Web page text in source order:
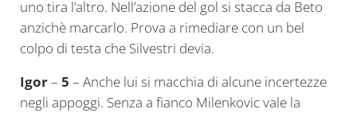
uno tira l’altro. Nell’azione del gol si stacca da Beto
anzichè marcarlo. Prova a rimediare con un bel
colpo di testa che Silvestri devia.
Igor– 5 – Anche lui si macchia di alcune incertezze
negli appoggi. Senza a fianco Milenkovic vale la